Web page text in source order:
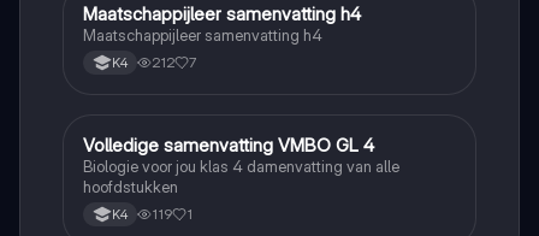
Maatschappijleer
Maatschappijleer samenvatting h4
Maatschappijleer samenvatting h4
K4 212 7
Biologie
Volledige samenvatting VMBO GL 4
Biologie voor jou klas 4 damenvatting van alle
hoofdstukken
K4 119 1